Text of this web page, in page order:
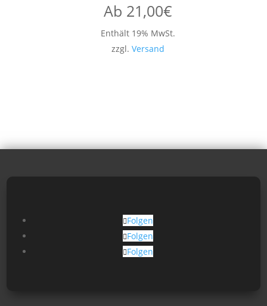
Ab 21,00€
Enthält 19% MwSt.
zzgl. Versand
Folgen
Folgen
Folgen